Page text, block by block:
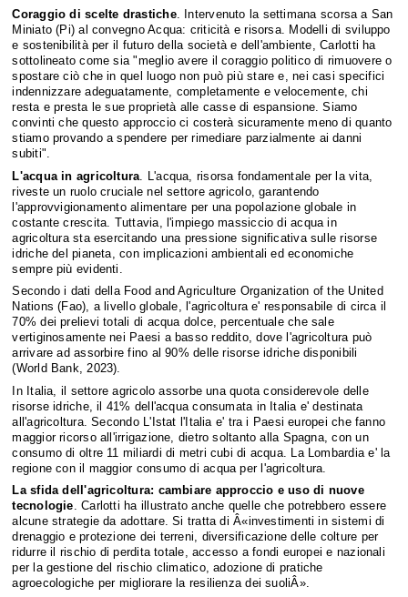
Coraggio di scelte drastiche. Intervenuto la settimana scorsa a San
Miniato (Pi) al convegno Acqua: criticità e risorsa. Modelli di sviluppo
e sostenibilità per il futuro della società e dell'ambiente, Carlotti ha
sottolineato come sia "meglio avere il coraggio politico di rimuovere o
spostare ciò che in quel luogo non può più stare e, nei casi specifici
indennizzare adeguatamente, completamente e velocemente, chi
resta e presta le sue proprietà alle casse di espansione. Siamo
convinti che questo approccio ci costerà sicuramente meno di quanto
stiamo provando a spendere per rimediare parzialmente ai danni
subiti".
L'acqua in agricoltura . L'acqua, risorsa fondamentale per la vita,
riveste un ruolo cruciale nel settore agricolo, garantendo
l'approvvigionamento alimentare per una popolazione globale in
costante crescita. Tuttavia, l'impiego massiccio di acqua in
agricoltura sta esercitando una pressione significativa sulle risorse
idriche del pianeta, con implicazioni ambientali ed economiche
sempre più evidenti.
Secondo i dati della Food and Agriculture Organization of the United
Nations (Fao), a livello globale, l'agricoltura e' responsabile di circa il
70% dei prelievi totali di acqua dolce, percentuale che sale
vertiginosamente nei Paesi a basso reddito, dove l'agricoltura può
arrivare ad assorbire fino al 90% delle risorse idriche disponibili
(World Bank, 2023).
In Italia, il settore agricolo assorbe una quota considerevole delle
risorse idriche, il 41% dell'acqua consumata in Italia e' destinata
all'agricoltura. Secondo L'Istat l'Italia e' tra i Paesi europei che fanno
maggior ricorso all'irrigazione, dietro soltanto alla Spagna, con un
consumo di oltre 11 miliardi di metri cubi di acqua. La Lombardia e' la
regione con il maggior consumo di acqua per l'agricoltura.
La sfida dell'agricoltura: cambiare approccio e uso di nuove
tecnologie. Carlotti ha illustrato anche quelle che potrebbero essere
alcune strategie da adottare. Si tratta di Â«investimenti in sistemi di
drenaggio e protezione dei terreni, diversificazione delle colture per
ridurre il rischio di perdita totale, accesso a fondi europei e nazionali
per la gestione del rischio climatico, adozione di pratiche
agroecologiche per migliorare la resilienza dei suoliÂ».